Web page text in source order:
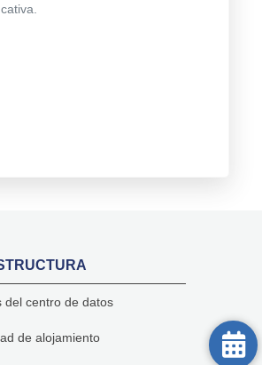
del centro de datos
de alojamiento